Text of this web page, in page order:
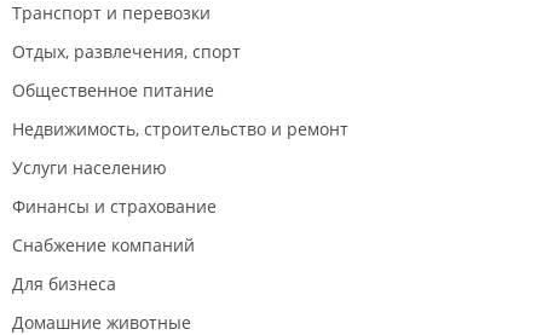
Транспорт и перевозки
Отдых, развлечения, спорт
Общественное питание
Недвижимость, строительство и ремонт
Услуги населению
Финансы и страхование
Снабжение компаний
Для бизнеса
Домашние животные